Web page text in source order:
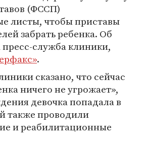
(ФССП)
листы, чтобы приставы
забрать ребенка. Об
служба клиники,
.
сказано, что сейчас
ничего не угрожает»,
девочка попадала в
также проводили
и реабилитационные